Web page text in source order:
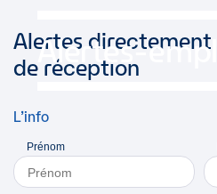
Alertes-
Alertes
de réception
L’info
Prénom